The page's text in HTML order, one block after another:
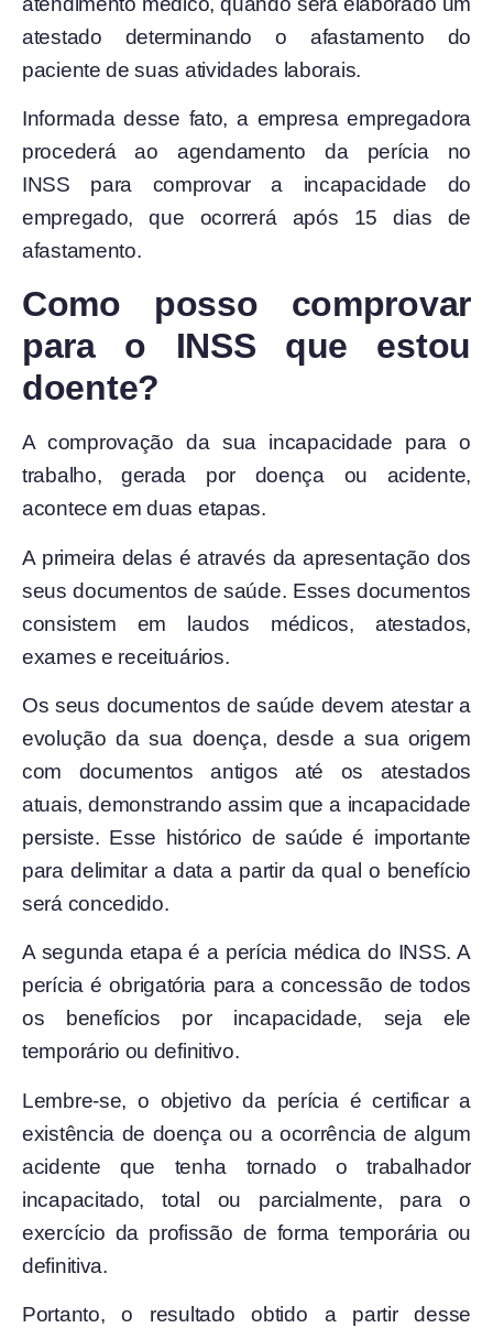
atestado determinando o afastamento do
paciente de suas atividades laborais.
Informada desse fato, a empresa empregadora
procederá ao agendamento da perícia no
INSS para comprovar a incapacidade do
empregado, que ocorrerá após 15 dias de
afastamento.
Como posso comprovar
para o INSS que estou
doente?
A comprovação da sua incapacidade para o
trabalho, gerada por doença ou acidente,
acontece em duas etapas.
A primeira delas é através da apresentação dos
seus documentos de saúde. Esses documentos
consistem em laudos médicos, atestados,
exames e receituários.
Os seus documentos de saúde devem atestar a
evolução da sua doença, desde a sua origem
com documentos antigos até os atestados
atuais, demonstrando assim que a incapacidade
persiste. Esse histórico de saúde é importante
para delimitar a data a partir da qual o benefício
será concedido.
A segunda etapa é a perícia médica do INSS. A
perícia é obrigatória para a concessão de todos
os benefícios por incapacidade, seja ele
temporário ou definitivo.
Lembre-se, o objetivo da perícia é certificar a
existência de doença ou a ocorrência de algum
acidente que tenha tornado o trabalhador
incapacitado, total ou parcialmente, para o
exercício da profissão de forma temporária ou
definitiva.
Portanto, o resultado obtido a partir desse